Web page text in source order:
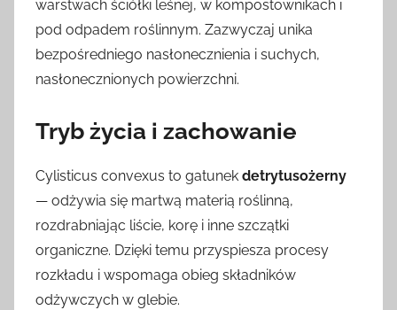
warstwach ściółki leśnej, w kompostownikach i
pod odpadem roślinnym. Zazwyczaj unika
bezpośredniego nasłonecznienia i suchych,
nasłonecznionych powierzchni.
Tryb życia i zachowanie
Cylisticus convexus to gatunek detrytusożerny
— odżywia się martwą materią roślinną,
rozdrabniając liście, korę i inne szczątki
organiczne. Dzięki temu przyspiesza procesy
rozkładu i wspomaga obieg składników
odżywczych w glebie.